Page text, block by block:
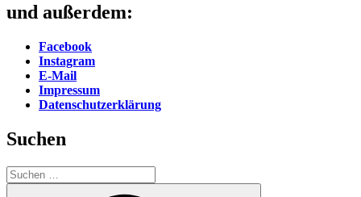
und außerdem:
Facebook
Instagram
E-Mail
Impressum
Datenschutzerklärung
Suchen
Suche
nach: